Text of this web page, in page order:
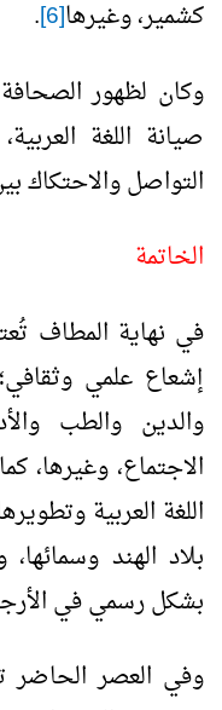
كشمير، وغيرها[6]
.
وكان لظهور
صيانة اللغة
التواصل والاحتكاك
الخاتمة
في نهاية المطاف
إشعاع علمي
والدين والطب
الاجتماع، وغيرها،
اللغة العربية
بلاد الهند
بشكل رسمي في
وفي العصر الحاضر